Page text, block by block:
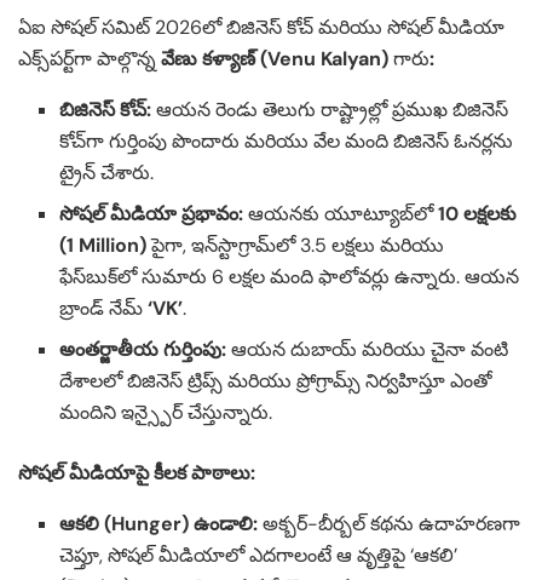
ఏఐ సోషల్ సమిట్ 2026లో బిజినెస్ కోచ్ మరియు సోషల్ మీడియా
ఎక్స్‌పర్ట్‌గా పాల్గొన్న వేణు కళ్యాణ్ (Venu Kalyan)గారు:
బిజినెస్ కోచ్:ఆయన రెండు తెలుగు రాష్ట్రాల్లో ప్రముఖ బిజినెస్
కోచ్‌గా గుర్తింపు పొందారు మరియు వేల మంది బిజినెస్ ఓనర్లను
ట్రైన్ చేశారు.
సోషల్ మీడియా ప్రభావం:ఆయనకు యూట్యూబ్‌లో10 లక్షలకు
(1 Million)పైగా, ఇన్‌స్టాగ్రామ్‌లో 3.5 లక్షలు మరియు
ఫేస్‌బుక్‌లో సుమారు 6 లక్షల మంది ఫాలోవర్లు ఉన్నారు. ఆయన
బ్రాండ్ నేమ్‘VK’.
అంతర్జాతీయ గుర్తింపు:ఆయన దుబాయ్ మరియు చైనా వంటి
దేశాలలో బిజినెస్ ట్రిప్స్ మరియు ప్రోగ్రామ్స్ నిర్వహిస్తూ ఎంతో
మందిని ఇన్స్పైర్ చేస్తున్నారు.
సోషల్ మీడియాపై కీలక పాఠాలు:
ఆకలి (Hunger) ఉండాలి:అక్బర్-బీర్బల్ కథను ఉదాహరణగా
చెప్తూ, సోషల్ మీడియాలో ఎదగాలంటే ఆ వృత్తిపై ‘ఆకలి’